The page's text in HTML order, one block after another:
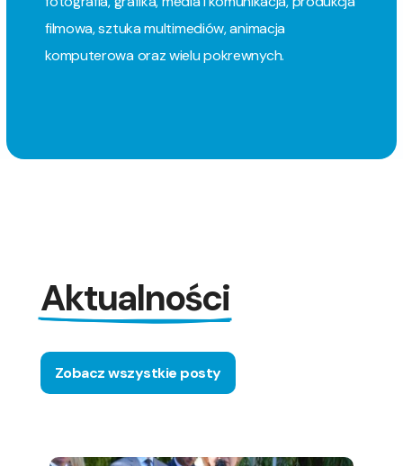
filmowa, sztuka multimediów, animacja
komputerowa oraz wielu pokrewnych.
Aktualności
Zobacz wszystkie posty